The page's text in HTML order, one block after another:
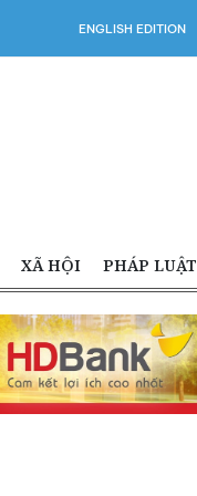
ENGLISH EDITION
XÃ HỘI PHÁP LUẬT